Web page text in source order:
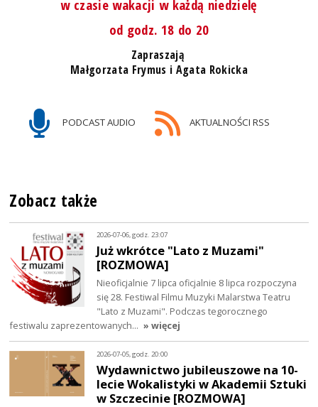
w czasie wakacji w każdą niedzielę
od godz. 18 do 20
Zapraszają
Małgorzata Frymus i Agata Rokicka
PODCAST AUDIO AKTUALNOŚCI RSS
Zobacz także
2026-07-06, godz. 23:07
Już wkrótce "Lato z Muzami"
[ROZMOWA]
Nieoficjalnie 7 lipca oficjalnie 8 lipca rozpoczyna
się 28. Festiwal Filmu Muzyki Malarstwa Teatru
"Lato z Muzami". Podczas tegorocznego
festiwalu zaprezentowanych… » więcej
2026-07-05, godz. 20:00
Wydawnictwo jubileuszowe na 10-
lecie Wokalistyki w Akademii Sztuki
w Szczecinie [ROZMOWA]